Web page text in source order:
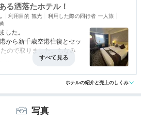
製ベッドで機能性◎ヨーロピアンな客
る洒落たホテル！
利用目的 観光 利用した際の同行者 一人旅
した。
から新千歳空港往復とセッ
ので取りました。ちなみ
とても便利なロケーション
すね。
客室 3.5 接客対応 3.0 風呂 3.0
ホテルの紹介と売上のしくみ
写真